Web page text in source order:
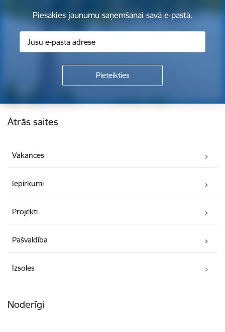
Piesakies jaunumu saņemšanai savā e-pastā.
Kājene
Ātrās saites
Vakances
Iepirkumi
Projekti
Pašvaldība
Izsoles
Noderīgi